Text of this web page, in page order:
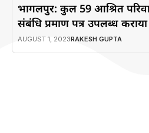
भागलपुर: कुल 59 आश्रित
संबंधि प्रमाण पत्र उपलब्ध
AUGUST 1, 2023RAKESH GUPTA